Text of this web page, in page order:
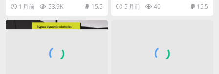
1 月前 53.9K 15.5 5 月前 40 15.5